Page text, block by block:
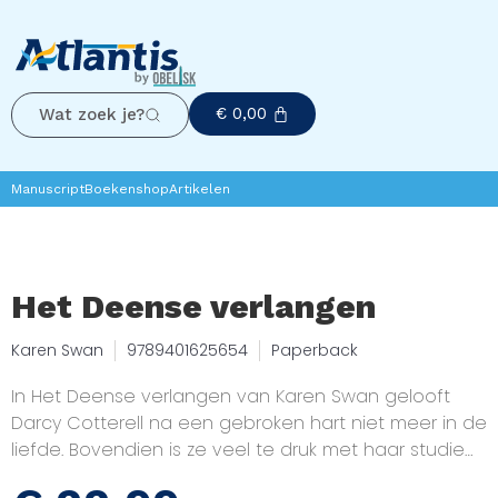
Wat zoek je? € 0,00
ManuscriptBoekenshopArtikelen
Het Deense verlangen
Karen Swan 9789401625654 Paperback
In Het Deense verlangen van Karen Swan gelooft
Darcy Cotterell na een gebroken hart niet meer in de
liefde. Bovendien is ze veel te druk met haar studie